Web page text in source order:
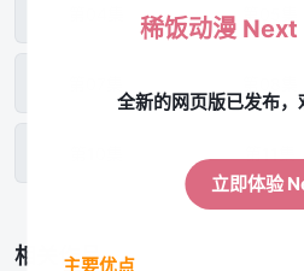
相关作品
稀饭动漫 Next
全新的网页版已发布，
立即体验
主要优点